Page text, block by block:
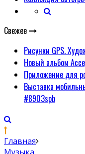
Свежее
Рисунки GPS.
Новый альбом
Приложение для
Выставка
#8903spb
Главная